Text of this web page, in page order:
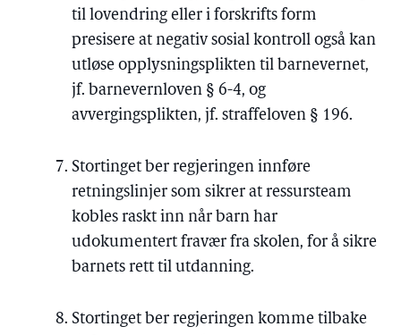
til lovendring eller i forskrifts form
presisere at negativ sosial kontroll også kan
utløse opplysningsplikten til barnevernet,
jf. barnevernloven § 6-4, og
avvergingsplikten, jf. straffeloven § 196.
Stortinget ber regjeringen innføre
retningslinjer som sikrer at ressursteam
kobles raskt inn når barn har
udokumentert fravær fra skolen, for å sikre
barnets rett til utdanning.
Stortinget ber regjeringen komme tilbake